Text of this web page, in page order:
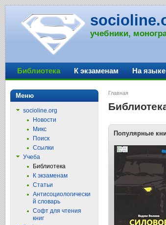
учебники,
Главная
Популярные
Библиотека К экзаменам На
Меню
socioline.org
Новости
Микс
Поиск
Ссылки
Учеба
Библиотека
К экзаменам
Статьи
Антисоциологически
й словарь
Софт для чтения
книг